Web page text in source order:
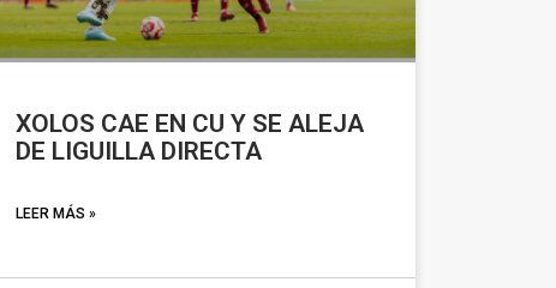
XOLOS CAE EN CU Y SE ALEJA
DE LIGUILLA DIRECTA
LEER MÁS »